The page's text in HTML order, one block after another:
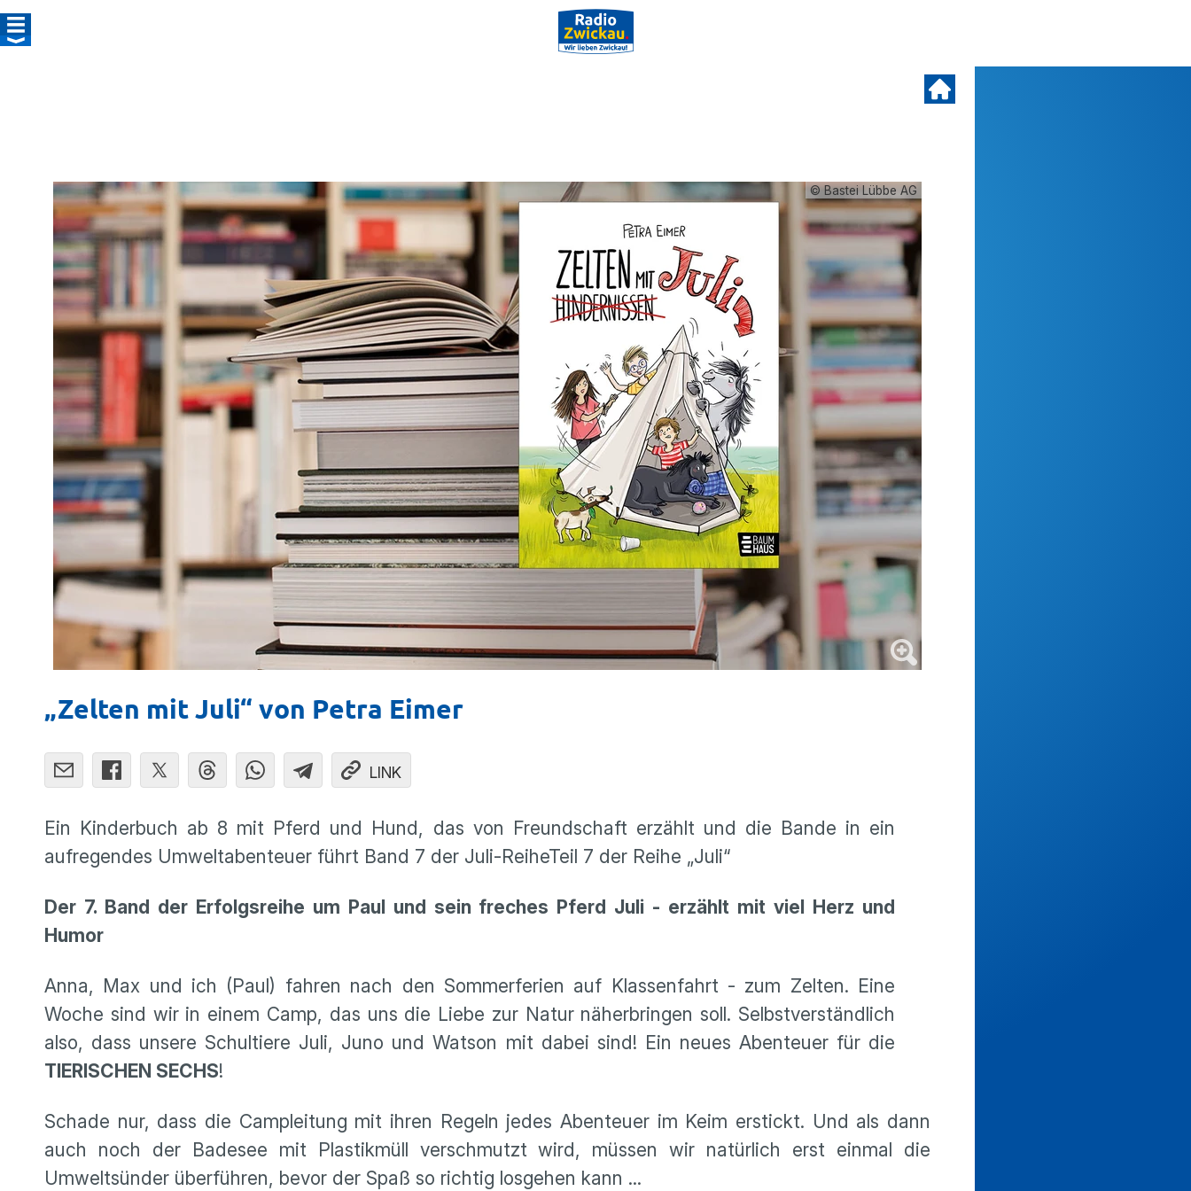
© Bastei Lübbe AG
„Zelten mit Juli“ von Petra Eimer
LINK
Ein Kinderbuch ab 8 mit Pferd und Hund, das von Freundschaft erzählt und die Bande in ein
aufregendes Umweltabenteuer führt Band 7 der Juli-ReiheTeil 7 der Reihe „Juli“
Der 7. Band der Erfolgsreihe um Paul und sein freches Pferd Juli - erzählt mit viel Herz und
Humor
Anna, Max und ich (Paul) fahren nach den Sommerferien auf Klassenfahrt - zum Zelten. Eine
Woche sind wir in einem Camp, das uns die Liebe zur Natur näherbringen soll. Selbstverständlich
also, dass unsere Schultiere Juli, Juno und Watson mit dabei sind! Ein neues Abenteuer für die
TIERISCHEN SECHS!
Schade nur, dass die Campleitung mit ihren Regeln jedes Abenteuer im Keim erstickt. Und als dann
auch noch der Badesee mit Plastikmüll verschmutzt wird, müssen wir natürlich erst einmal die
Umweltsünder überführen, bevor der Spaß so richtig losgehen kann ...